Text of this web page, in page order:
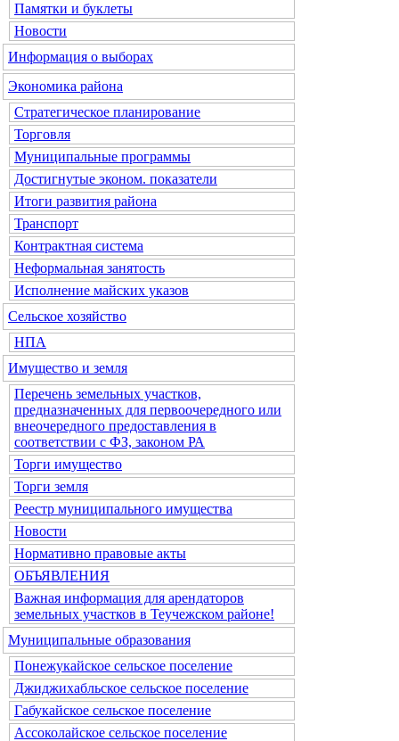
Памятки и буклеты
Новости
Информация о выборах
Экономика района
Стратегическое планирование
Торговля
Муниципальные программы
Достигнутые эконом. показатели
Итоги развития района
Транспорт
Контрактная система
Неформальная занятость
Исполнение майских указов
Сельское хозяйство
НПА
Имущество и земля
Перечень земельных участков,
предназначенных для первоочередного или
внеочередного предоставления в
соответствии с ФЗ, законом РА
Торги имущество
Торги земля
Реестр муниципального имущества
Новости
Нормативно правовые акты
ОБЪЯВЛЕНИЯ
Важная информация для арендаторов
земельных участков в Теучежском районе!
Муниципальные образования
Понежукайское сельское поселение
Джиджихабльское сельское поселение
Габукайское сельское поселение
Ассоколайское сельское поселение